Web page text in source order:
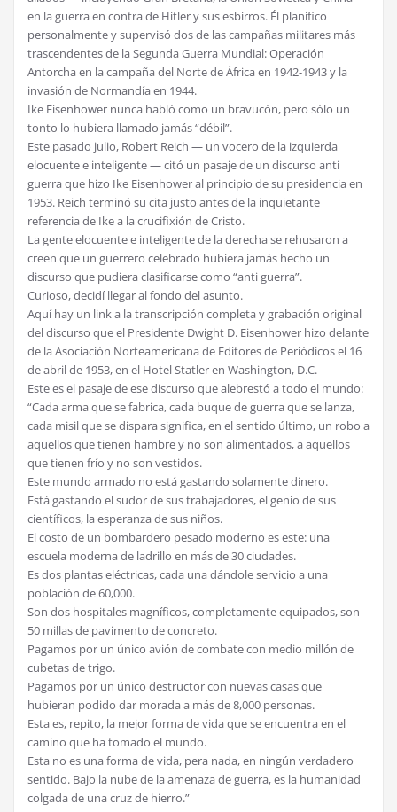
en la guerra en contra de Hitler y sus esbirros. Él planifico
personalmente y supervisó dos de las campañas militares más
trascendentes de la Segunda Guerra Mundial: Operación
Antorcha en la campaña del Norte de África en 1942-1943 y la
invasión de Normandía en 1944.
Ike Eisenhower nunca habló como un bravucón, pero sólo un
tonto lo hubiera llamado jamás “débil”.
Este pasado julio, Robert Reich — un vocero de la izquierda
elocuente e inteligente — citó un pasaje de un discurso anti
guerra que hizo Ike Eisenhower al principio de su presidencia en
1953. Reich terminó su cita justo antes de la inquietante
referencia de Ike a la crucifixión de Cristo.
La gente elocuente e inteligente de la derecha se rehusaron a
creen que un guerrero celebrado hubiera jamás hecho un
discurso que pudiera clasificarse como “anti guerra”.
Curioso, decidí llegar al fondo del asunto.
Aquí hay un link a la transcripción completa y grabación original
del discurso que el Presidente Dwight D. Eisenhower hizo delante
de la Asociación Norteamericana de Editores de Periódicos el 16
de abril de 1953, en el Hotel Statler en Washington, D.C.
Este es el pasaje de ese discurso que alebrestó a todo el mundo:
“Cada arma que se fabrica, cada buque de guerra que se lanza,
cada misil que se dispara significa, en el sentido último, un robo a
aquellos que tienen hambre y no son alimentados, a aquellos
que tienen frío y no son vestidos.
Este mundo armado no está gastando solamente dinero.
Está gastando el sudor de sus trabajadores, el genio de sus
científicos, la esperanza de sus niños.
El costo de un bombardero pesado moderno es este: una
escuela moderna de ladrillo en más de 30 ciudades.
Es dos plantas eléctricas, cada una dándole servicio a una
población de 60,000.
Son dos hospitales magníficos, completamente equipados, son
50 millas de pavimento de concreto.
Pagamos por un único avión de combate con medio millón de
cubetas de trigo.
Pagamos por un único destructor con nuevas casas que
hubieran podido dar morada a más de 8,000 personas.
Esta es, repito, la mejor forma de vida que se encuentra en el
camino que ha tomado el mundo.
Esta no es una forma de vida, pera nada, en ningún verdadero
sentido. Bajo la nube de la amenaza de guerra, es la humanidad
colgada de una cruz de hierro.”